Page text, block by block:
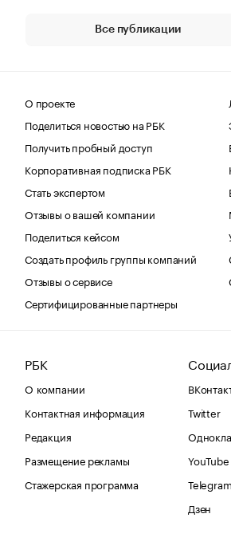
Все публикации
О проекте
Поделиться новостью на РБК
Получить пробный доступ
Корпоративная подписка РБК
Стать экспертом
Отзывы о вашей компании
Поделиться кейсом
Создать профиль группы компаний
Отзывы о сервисе
Сертифицированные партнеры
РБК
О компании
Контактная информация
Редакция
Размещение рекламы
Стажерская программа
Twitter
YouTube
Telegram
Дзен